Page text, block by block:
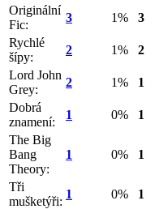
Originální
Fic:
3 1% 3
Rychlé
šípy:
2 1% 2
Lord John
Grey:
2 1% 1
Dobrá
znamení:
1 0% 1
The Big
Bang
Theory:
1 0% 1
Tři
mušketýři:
1 0% 1